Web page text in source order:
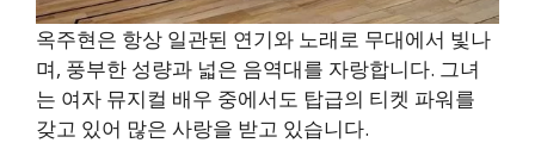
옥주현은 항상 일관된 연기와 노래로 무대에서 빛나
며, 풍부한 성량과 넓은 음역대를 자랑합니다. 그녀
는 여자 뮤지컬 배우 중에서도 탑급의 티켓 파워를
갖고 있어 많은 사랑을 받고 있습니다.